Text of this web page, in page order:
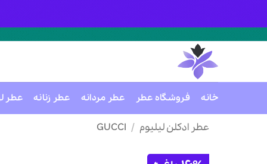
خانه فروشگاه عطر عطر مردانه عطر زنانه عطر
عطر ادکلن لیلیوم /
GUCCI